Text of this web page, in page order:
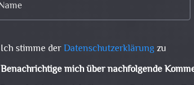
Ich stimme derDatenschutzerklärungzu
Benachrichtige mich über nachfolgende